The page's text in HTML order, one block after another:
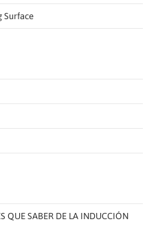
Surface
QUE SABER DE LA INDUCCIÓN